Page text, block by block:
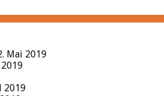
Mai 2019
2019